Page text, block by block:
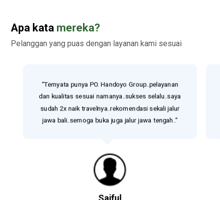
Apa kata mereka?
Pelanggan yang puas dengan layanan kami sesuai
“Ternyata punya PO. Handoyo Group..pelayanan
dan kualitas sesuai namanya..sukses selalu..saya
sudah 2x naik travelnya..rekomendasi sekali jalur
jawa bali..semoga buka juga jalur jawa tengah..”